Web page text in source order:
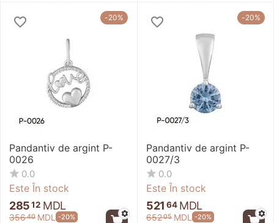
-20%
Pandantiv de argint P-
0026
0.0
Este În stock
28512 MDL
35640 MDL -20%
-20%
Pandantiv de argint P-
0027/3
0.0
Este În stock
521 64 MDL
65205 MDL -20%